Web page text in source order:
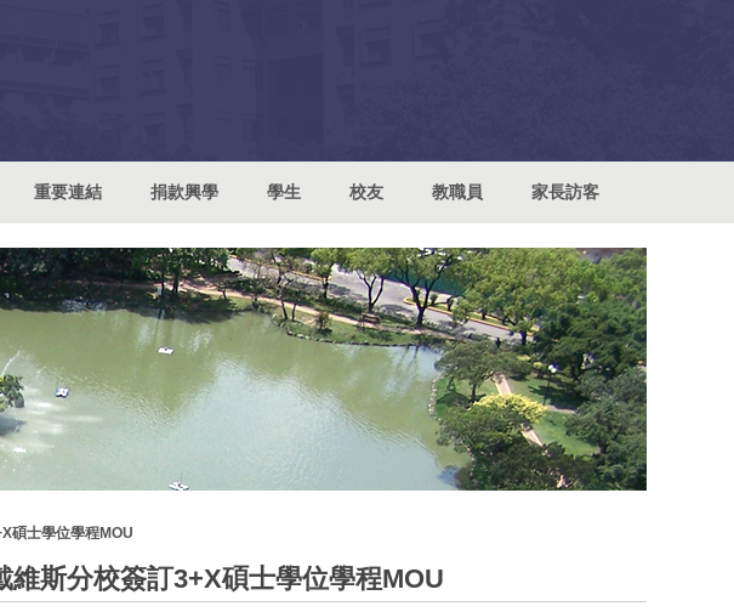
重要連結 捐款興學 學生 校友 教職員 家長訪客
碩士學位學程MOU
維斯分校簽訂3+X碩士學位學程MOU